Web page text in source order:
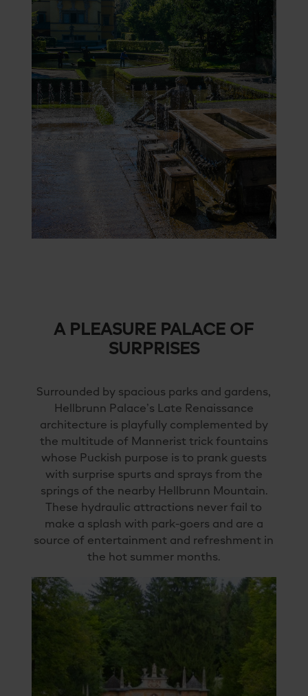
A PLEASURE PALACE OF
SURPRISES
Surrounded by spacious parks and gardens,
Hellbrunn Palace’s Late Renaissance
architecture is playfully complemented by
the multitude of Mannerist trick fountains
whose Puckish purpose is to prank guests
with surprise spurts and sprays from the
springs of the nearby Hellbrunn Mountain.
These hydraulic attractions never fail to
make a splash with park-goers and are a
source of entertainment and refreshment in
the hot summer months.